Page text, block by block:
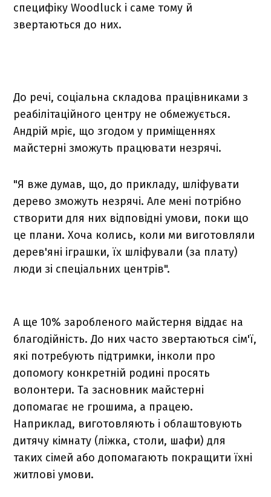
специфіку Woodluck і саме тому й
звертаються до них.
До речі, соціальна складова працівниками з
реабілітаційного центру не обмежується.
Андрій мріє, що згодом у приміщеннях
майстерні зможуть працювати незрячі.
"Я вже думав, що, до прикладу, шліфувати
дерево зможуть незрячі. Але мені потрібно
створити для них відповідні умови, поки що
це плани. Хоча колись, коли ми виготовляли
дерев'яні іграшки, їх шліфували (за плату)
люди зі спеціальних центрів".
А ще 10% заробленого майстерня віддає на
благодійність. До них часто звертаються сім'ї,
які потребують підтримки, інколи про
допомогу конкретній родині просять
волонтери. Та засновник майстерні
допомагає не грошима, а працею.
Наприклад, виготовляють і облаштовують
дитячу кімнату (ліжка, столи, шафи) для
таких сімей або допомагають покращити їхні
житлові умови.